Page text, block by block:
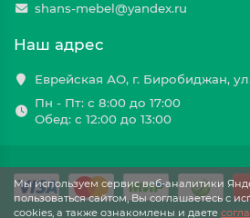
Мы используем сервис веб-аналитики
пользоваться сайтом, Вы соглашаетесь с
cookies, а также ознакомлены и даете
shans-mebel@yandex.ru
Наш адрес
Еврейская АО, г. Биробиджан,
Пн - Пт: с 8:00 до 17:00
Обед: с 12:00 до 13:00